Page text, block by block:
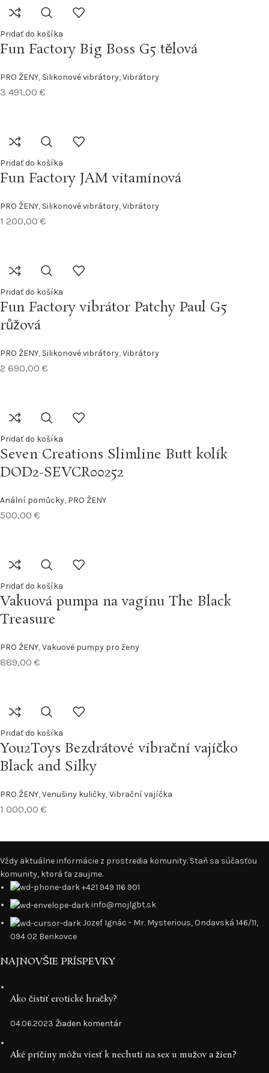
Pridať do košíka
Fun Factory Big Boss G5 tělová
PRO ŽENY, Silikonové vibrátory,Vibrátory
3 491,00 €
Pridať do košíka
Fun Factory JAM vitamínová
PRO ŽENY, Silikonové vibrátory,Vibrátory
1 200,00 €
Pridať do košíka
Fun Factory vibrátor Patchy Paul G5
růžová
PRO ŽENY, Silikonové vibrátory,Vibrátory
2 690,00 €
Pridať do košíka
Seven Creations Slimline Butt kolík
DOD2-SEVCR00252
Anální pomůcky, PRO ŽENY
500,00 €
Pridať do košíka
Vakuová pumpa na vagínu The Black
Treasure
PRO ŽENY,Vakuové pumpy pro ženy
889,00 €
Pridať do košíka
You2Toys Bezdrátové vibrační vajíčko
Black and Silky
PRO ŽENY,Venušiny kuličky,Vibrační vajíčka
1 000,00 €
Vždy aktuálne informácie z prostredia komunity. Staň sa súčasťou
komunity, ktorá ťa zaujme.
+421 949 116 901
info@mojlgbt.sk
Jozef Ignác - Mr. Mysterious, Ondavská 146/11,
094 02 Benkovce
NAJNOVŠIE PRÍSPEVKY
Ako čistiť erotické hračky?
04.06.2023 Žiaden komentár
Aké príčiny môžu viesť k nechuti na sex u mužov a žien?